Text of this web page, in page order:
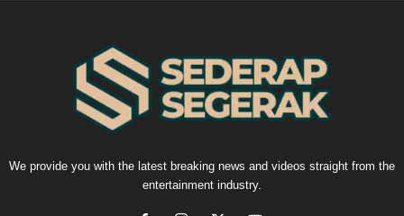
We provide you with the latest breaking news and videos straight from the
entertainment industry.